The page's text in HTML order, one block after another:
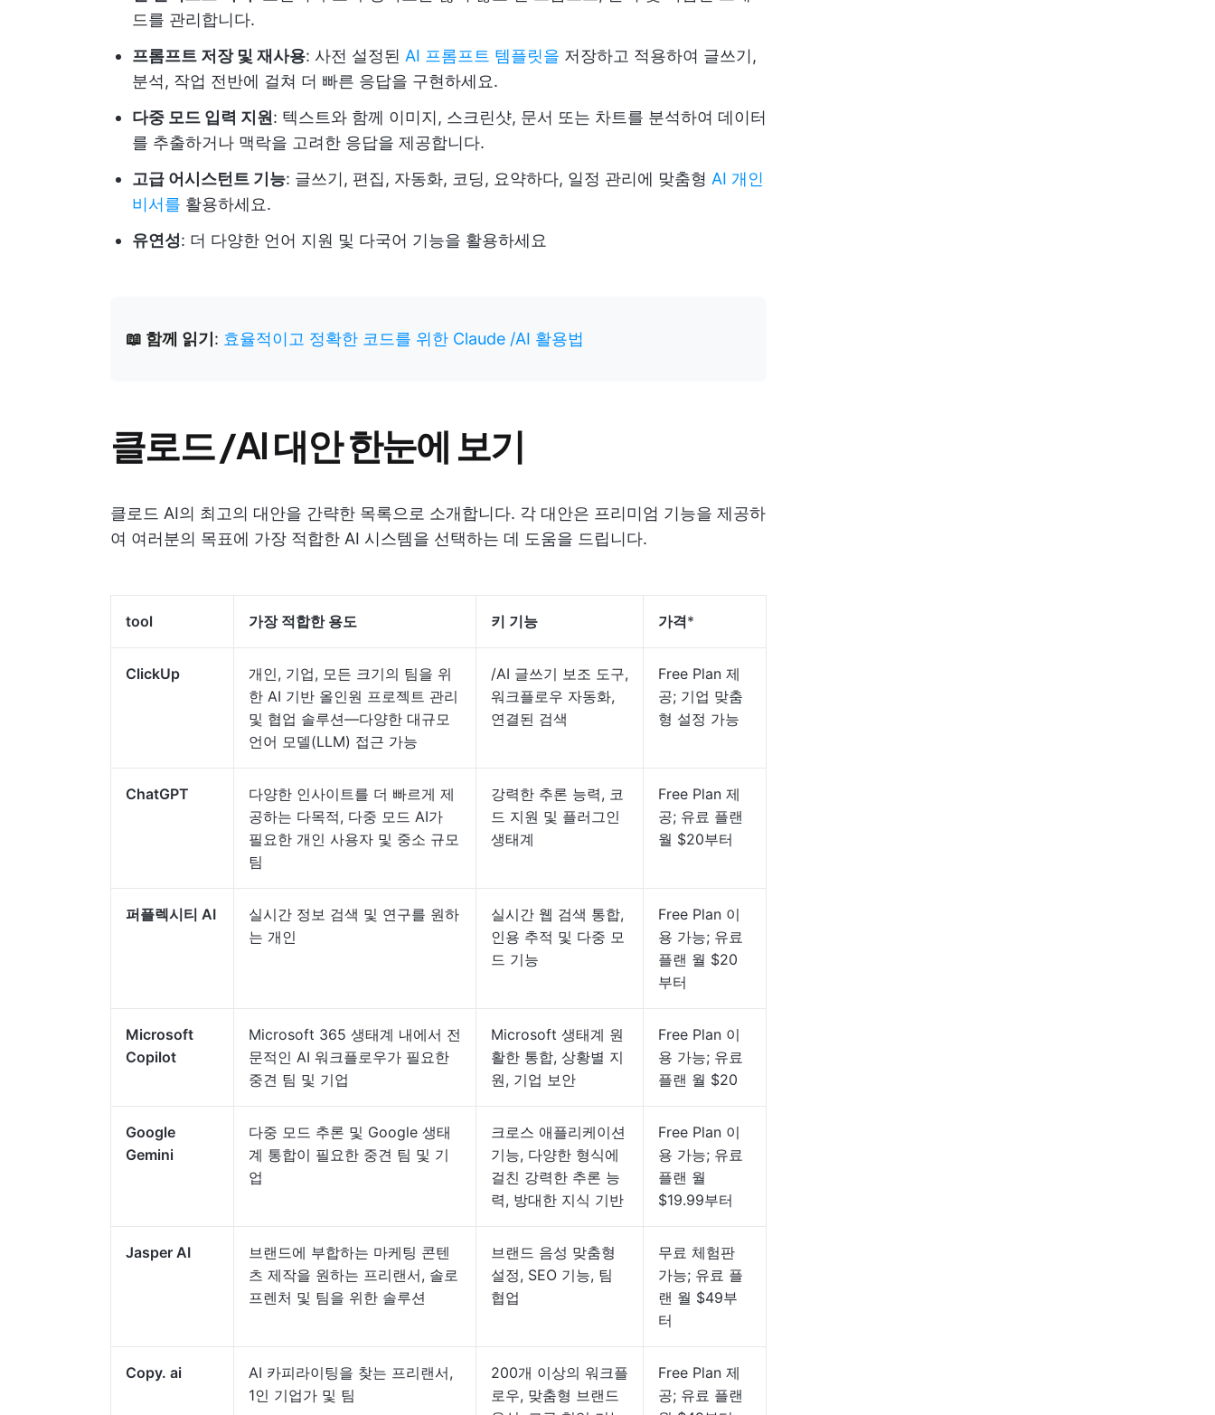
드를 관리합니다.
프롬프트 저장 및 재사용: 사전 설정된 AI 프롬프트 템플릿을 저장하고 적용하여 글쓰기,
분석, 작업 전반에 걸쳐 더 빠른 응답을 구현하세요.
다중 모드 입력 지원 : 텍스트와 함께 이미지, 스크린샷, 문서 또는 차트를 분석하여 데이터
를 추출하거나 맥락을 고려한 응답을 제공합니다.
고급 어시스턴트 기능: 글쓰기, 편집, 자동화, 코딩, 요약하다, 일정 관리에 맞춤형 AI 개인
비서를 활용하세요.
유연성: 더 다양한 언어 지원 및 다국어 기능을 활용하세요
📖 함께 읽기 : 효율적이고 정확한 코드를 위한 Claude /AI 활용법
클로드 /AI 대안 한눈에 보기
클로드 AI의 최고의 대안을 간략한 목록으로 소개합니다. 각 대안은 프리미엄 기능을 제공하
여 여러분의 목표에 가장 적합한 AI 시스템을 선택하는 데 도움을 드립니다.
tool 가장 적합한 용도 키 기능 가격*
ClickUp
개인, 기업, 모든 크기의 팀을 위
한 AI 기반 올인원 프로젝트 관리
및 협업 솔루션—다양한 대규모
언어 모델(LLM) 접근 가능
/AI 글쓰기 보조 도구,
워크플로우 자동화,
연결된 검색
Free Plan 제
공; 기업 맞춤
형 설정 가능
ChatGPT
다양한 인사이트를 더 빠르게 제
공하는 다목적, 다중 모드 AI가
필요한 개인 사용자 및 중소 규모
팀
강력한 추론 능력, 코
드 지원 및 플러그인
생태계
Free Plan 제
공; 유료 플랜
월 $20부터
퍼플렉시티 AI
실시간 정보 검색 및 연구를 원하
는 개인
실시간 웹 검색 통합,
인용 추적 및 다중 모
드 기능
Free Plan 이
용 가능; 유료
플랜 월 $20
부터
Microsoft
Copilot
Microsoft 365 생태계 내에서 전
문적인 AI 워크플로우가 필요한
중견 팀 및 기업
Microsoft 생태계 원
활한 통합, 상황별 지
원, 기업 보안
Free Plan 이
용 가능; 유료
플랜 월 $20
Google
Gemini
다중 모드 추론 및 Google 생태
계 통합이 필요한 중견 팀 및 기
업
크로스 애플리케이션
기능, 다양한 형식에
걸친 강력한 추론 능
력, 방대한 지식 기반
Free Plan 이
용 가능; 유료
플랜 월
$19.99부터
Jasper AI
브랜드에 부합하는 마케팅 콘텐
츠 제작을 원하는 프리랜서, 솔로
프렌처 및 팀을 위한 솔루션
브랜드 음성 맞춤형
설정, SEO 기능, 팀
협업
무료 체험판
가능; 유료 플
랜 월 $49부
터
Copy. ai
AI 카피라이팅을 찾는 프리랜서,
1인 기업가 및 팀
200개 이상의 워크플
로우, 맞춤형 브랜드
Free Plan 제
공; 유료 플랜